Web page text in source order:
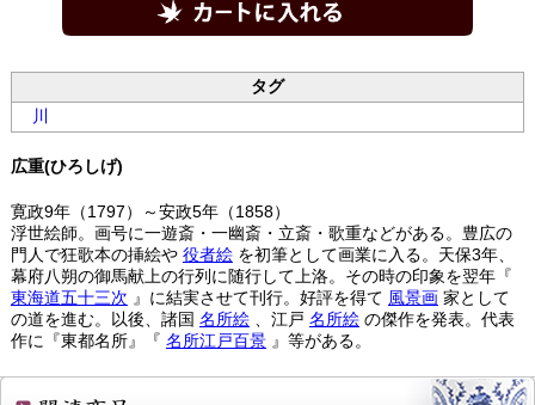
タグ
川
広重(ひろしげ)
寛政9年（1797）～安政5年（1858）
浮世絵師。画号に一遊斎・一幽斎・立斎・歌重などがある。豊広の
門人で狂歌本の挿絵や 役者絵を初筆として画業に入る。天保3年、
幕府八朔の御馬献上の行列に随行して上洛。その時の印象を翌年『
東海道五十三次 』に結実させて刊行。好評を得て 風景画家として
の道を進む。以後、諸国 名所絵、江戸 名所絵の傑作を発表。代表
作に『東都名所』『 名所江戸百景』等がある。